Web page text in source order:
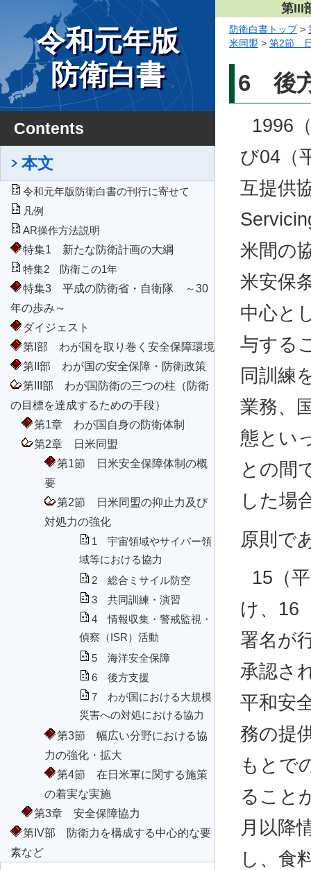
令和元年版
防衛白書
Contents
本文
令和元年版防衛白書の刊行に寄せて
凡例
AR操作方法説明
特集1 新たな防衛計画の大綱
特集2 防衛この1年
特集3 平成の防衛省・自衛隊 ～30
年の歩み～
ダイジェスト
第I部 わが国を取り巻く安全保障環境
第II部 わが国の安全保障・防衛政策
第III部 わが国防衛の三つの柱（防衛
の目標を達成するための手段）
第1章 わが国自身の防衛体制
第2章 日米同盟
第1節 日米安全保障体制の概
要
第2節 日米同盟の抑止力及び
対処力の強化
1 宇宙領域やサイバー領
域等における協力
2 総合ミサイル防空
3 共同訓練・演習
4 情報収集・警戒監視・
偵察（ISR）活動
5 海洋安全保障
6 後方支援
7 わが国における大規模
災害への対処における協力
第3節 幅広い分野における協
力の強化・拡大
第4節 在日米軍に関する施策
の着実な実施
第3章 安全保障協力
第IV部 防衛力を構成する中心的な要
素など
第III
防衛白書トップ>
米同盟 > 第2節 日
6 後
1996
び04（
互提供
米間の
米安保
中心と
与する
同訓練
業務、
態とい
との間
した場
原則で
15（
け、16
署名が
承認さ
平和安
務の提
もとで
ること
月以降
し、食